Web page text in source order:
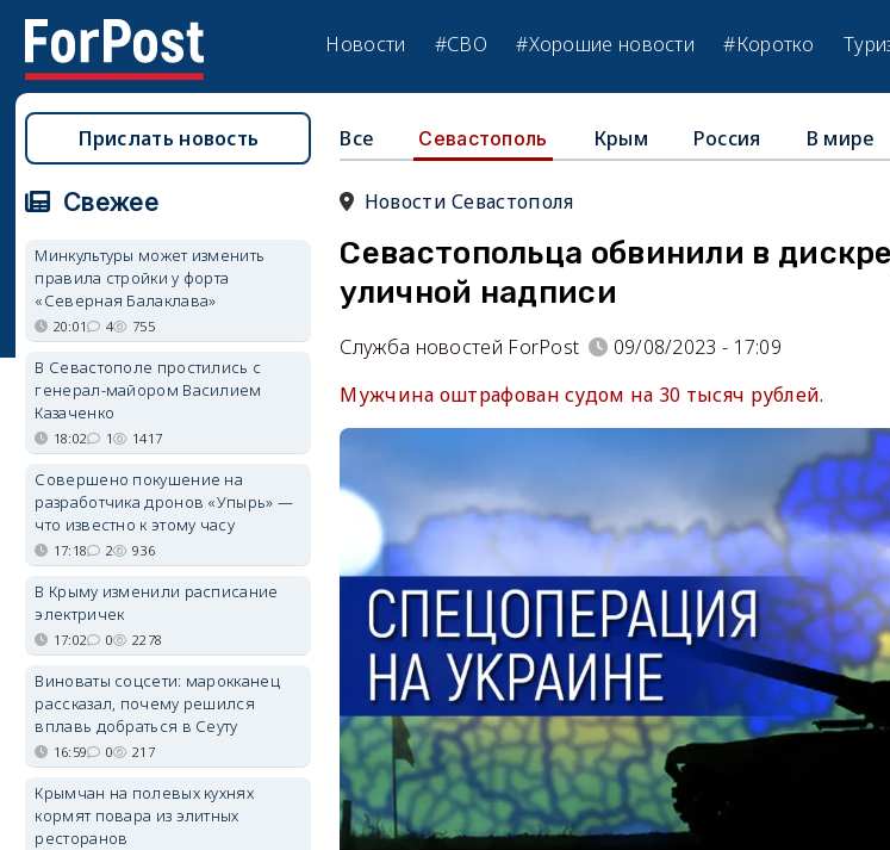
Новости #СВО #Хорошие новости #Коротко
Все Севастополь Крым Россия В мире
Новости Севастополя
Севастопольца обвинили в
уличной надписи
Служба новостей ForPost
09/08/2023 - 17:09
Мужчина оштрафован судом на 30 тысяч рублей.
Прислать новость
Свежее
Минкультуры может изменить
правила стройки у форта
«Северная Балаклава»
20:01 4 755
В Севастополе простились с
генерал-майором Василием
Казаченко
18:02 1 1417
Совершено покушение на
разработчика дронов «Упырь» —
что известно к этому часу
17:18 2 936
В Крыму изменили расписание
электричек
17:02 0 2278
Виноваты соцсети: марокканец
рассказал, почему решился
вплавь добраться в Сеуту
16:59 0 217
Крымчан на полевых кухнях
кормят повара из элитных
ресторанов